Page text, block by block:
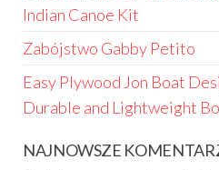
Indian Canoe Kit
Zabójstwo Gabby Petito
Easy Plywood Jon Boat
Durable and Lightweight
NAJNOWSZE